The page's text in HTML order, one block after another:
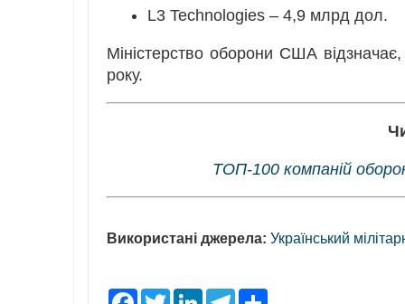
L3 Technologies – 4,9 млрд дол.
Міністерство оборони США
року.
ТОП-100 компаній
Використані джерела: Український
F
T
L
T